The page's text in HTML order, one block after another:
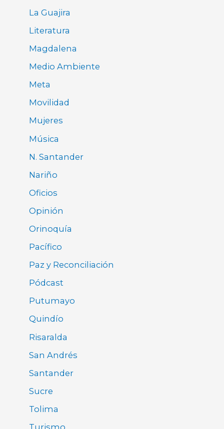
La Guajira
Literatura
Magdalena
Medio Ambiente
Meta
Movilidad
Mujeres
Música
N. Santander
Nariño
Oficios
Opinión
Orinoquía
Pacífico
Paz y Reconciliación
Pódcast
Putumayo
Quindío
Risaralda
San Andrés
Santander
Sucre
Tolima